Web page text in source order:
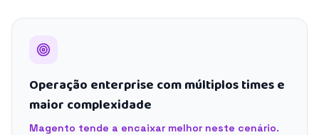
Operação enterprise com múltiplos times e
maior complexidade
Magento tende a encaixar melhor neste cenário.